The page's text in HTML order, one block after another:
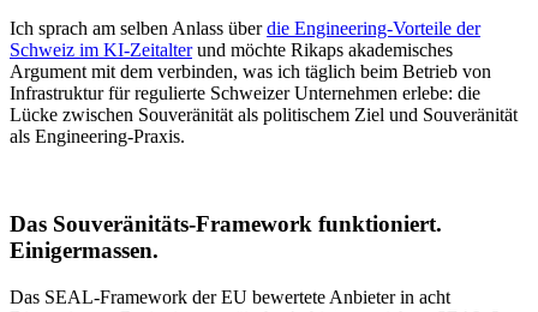
Ich sprach am selben Anlass überdie Engineering-Vorteile der
Schweiz im KI-Zeitalterund möchte Rikaps akademisches
Argument mit dem verbinden, was ich täglich beim Betrieb von
Infrastruktur für regulierte Schweizer Unternehmen erlebe: die
Lücke zwischen Souveränität als politischem Ziel und Souveränität
als Engineering-Praxis.
Das Souveränitäts-Framework funktioniert.
Einigermassen.
Das SEAL-Framework der EU bewertete Anbieter in acht